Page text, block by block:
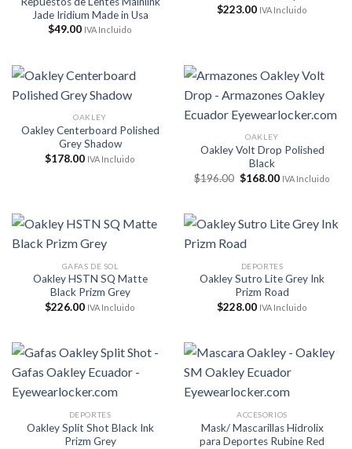
Jade Iridium Made in Usa
$49.00 IVA Incluido
$223.00 IVA Incluido
OAKLEY
Oakley Centerboard Polished
Grey Shadow
$178.00 IVA Incluido
OAKLEY
Oakley Volt Drop Polished
Black
$196.00 El
precio
$196.00.
$168.00El
$168.00.
IVA Incluido
GAFAS DE SOL
Oakley HSTN SQ Matte
Black Prizm Grey
$226.00 IVA Incluido
DEPORTES
Oakley Sutro Lite Grey Ink
Prizm Road
$228.00 IVA Incluido
DEPORTES
Oakley Split Shot Black Ink
Prizm Grey
ACCESORIOS
Mask/ Mascarillas Hidrolix
para Deportes Rubine Red